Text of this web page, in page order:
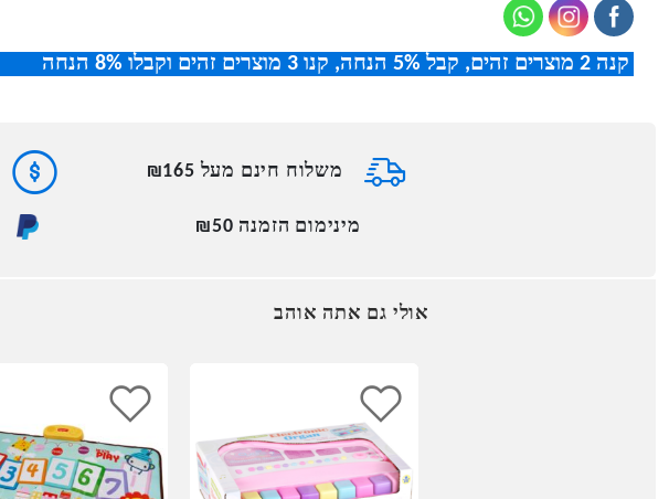
קנה 2 מוצרים זהים, קבל 5% הנחה , קנו 3 מוצרים זהים וקבלו 8% הנחה
משלוח חינם מעל ₪165
מינימום הזמנה ₪50
אולי גם אתה אוהב